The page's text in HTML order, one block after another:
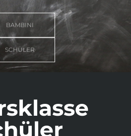
BAMBINI
SCHÜLER